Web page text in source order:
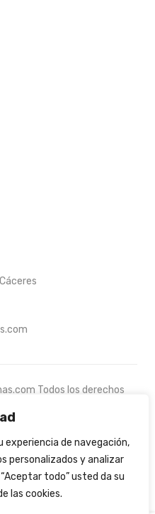
experiencia de navegación,
personalizados y analizar
todo” usted da su
las cookies.
Todos los derechos